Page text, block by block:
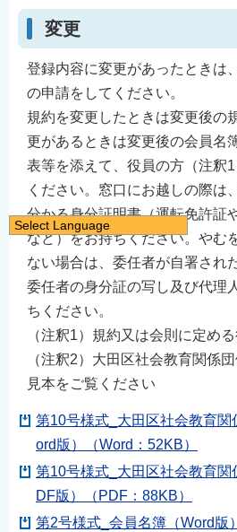
変更
登録内容に変更があったときは
の申請をしてください。
規約を変更したときは変更後の
更があるときは変更後の会員名
表等を添えて、役員の方（注釈
ください。窓口にお越しの際は
分かる身分証明書（運転免許証
など）をお持ちください。やむ
ない場合は、委任者が自署され
委任者の身分証の写し及び代理
ちください。
（注釈1）規約又は会則に定め
（注釈2）大田区社会教育関係
見本をご覧ください
第10号様式_大田区社会教育
ord版）（Word：52KB）
第10号様式_大田区社会教育関
DF版）（PDF：88KB）
第2号様式_会員名簿（Word版
Select Language
日本語
English
简体中文
繁體中文
한국어
नेपाली
Filipino